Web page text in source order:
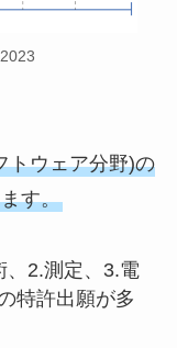
トウェア分野)の
す。
、2.測定、3.電
特許出願が多